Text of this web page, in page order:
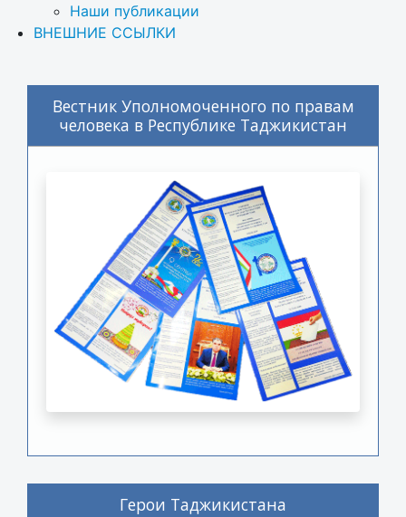
Наши публикации
ВНЕШНИЕ ССЫЛКИ
Вестник Уполномоченного по правам
человека в Республике Таджикистан
Герои Таджикистана